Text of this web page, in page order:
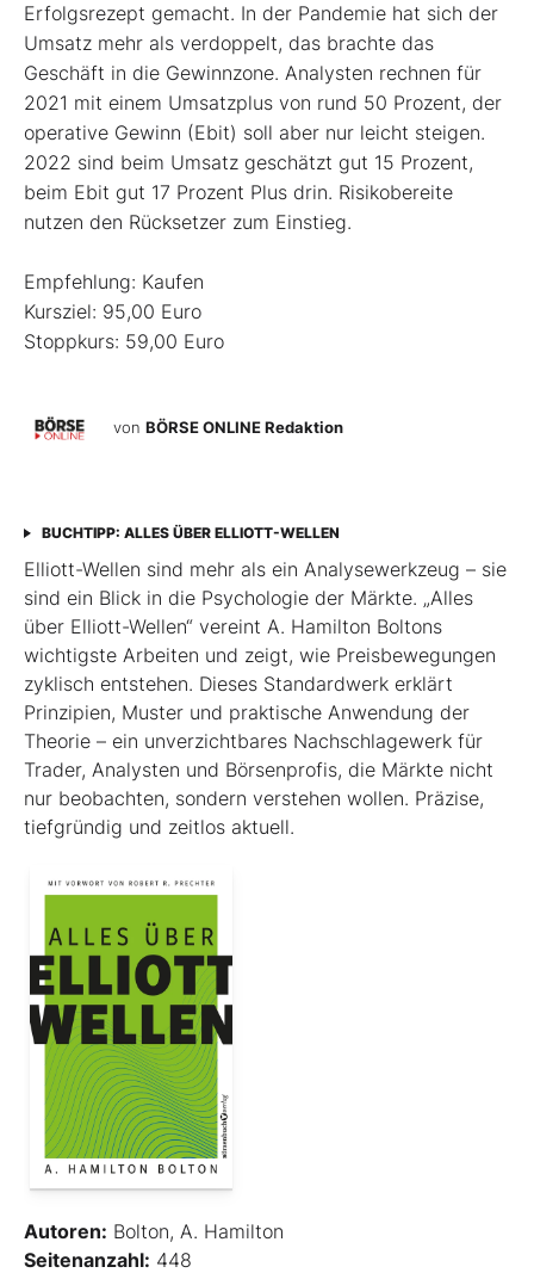
Erfolgsrezept gemacht. In der Pandemie hat sich der
Umsatz mehr als verdoppelt, das brachte das
Geschäft in die Gewinnzone. Analysten rechnen für
2021 mit einem Umsatzplus von rund 50 Prozent, der
operative Gewinn (Ebit) soll aber nur leicht steigen.
2022 sind beim Umsatz geschätzt gut 15 Prozent,
beim Ebit gut 17 Prozent Plus drin. Risikobereite
nutzen den Rücksetzer zum Einstieg.
Empfehlung: Kaufen
Kursziel: 95,00 Euro
Stoppkurs: 59,00 Euro
von BÖRSE ONLINE Redaktion
BUCHTIPP: ALLES ÜBER ELLIOTT-WELLEN
Elliott-Wellen sind mehr als ein Analysewerkzeug – sie
sind ein Blick in die Psychologie der Märkte. „Alles
über Elliott-Wellen“ vereint A. Hamilton Boltons
wichtigste Arbeiten und zeigt, wie Preisbewegungen
zyklisch entstehen. Dieses Standardwerk erklärt
Prinzipien, Muster und praktische Anwendung der
Theorie – ein unverzichtbares Nachschlagewerk für
Trader, Analysten und Börsenprofis, die Märkte nicht
nur beobachten, sondern verstehen wollen. Präzise,
tiefgründig und zeitlos aktuell.
Autoren: Bolton, A. Hamilton
Seitenanzahl: 448